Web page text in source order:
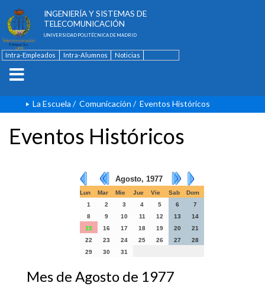
INGENIERÍA Y SISTEMAS DE
TELECOMUNICACIÓN
UNIVERSIDAD POLITÉCNICA DE MADRID
Intra-Empleados Intra-Alumnos
Noticias
La Escuela / Comunicación / Eventos Históricos
Eventos Históricos
Agosto, 1977
Lun Mar Mie Jue Vie Sab
Dom
1
2 3 4 5 6
7
8
9 10 11 12 13
14
15
16 17 18 19 20
21
22
23 24 25 26 27
28
29
30 31
Mes de Agosto de 1977